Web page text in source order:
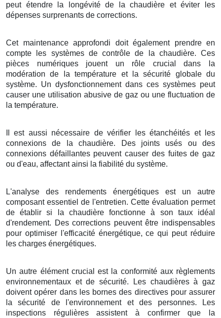
peut étendre la longévité de la chaudière et éviter les
dépenses surprenants de corrections.
Cet maintenance approfondi doit également prendre en
compte les systèmes de contrôle de la chaudière. Ces
pièces numériques jouent un rôle crucial dans la
modération de la température et la sécurité globale du
système. Un dysfonctionnement dans ces systèmes peut
causer une utilisation abusive de gaz ou une fluctuation de
la température.
Il est aussi nécessaire de vérifier les étanchéités et les
connexions de la chaudière. Des joints usés ou des
connexions défaillantes peuvent causer des fuites de gaz
ou d'eau, affectant ainsi la fiabilité du système.
L'analyse des rendements énergétiques est un autre
composant essentiel de l'entretien. Cette évaluation permet
de établir si la chaudière fonctionne à son taux idéal
d'rendement. Des corrections peuvent être indispensables
pour optimiser l'efficacité énergétique, ce qui peut réduire
les charges énergétiques.
Un autre élément crucial est la conformité aux règlements
environnementaux et de sécurité. Les chaudières à gaz
doivent opérer dans les bornes des directives pour assurer
la sécurité de l'environnement et des personnes. Les
inspections régulières assistent à confirmer que la